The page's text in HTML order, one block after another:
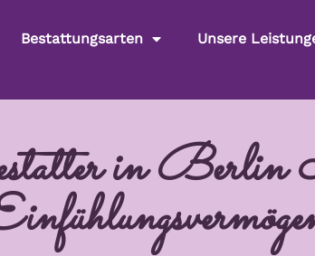
Bestattungsarten Unsere
in Berlin